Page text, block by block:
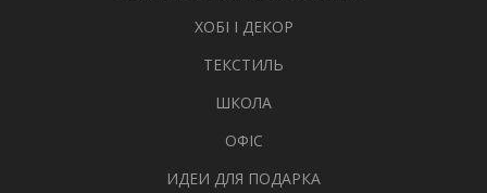
ХОБІ І ДЕКОР
ТЕКСТИЛЬ
ШКОЛА
ОФІС
ИДЕИ ДЛЯ ПОДАРКА